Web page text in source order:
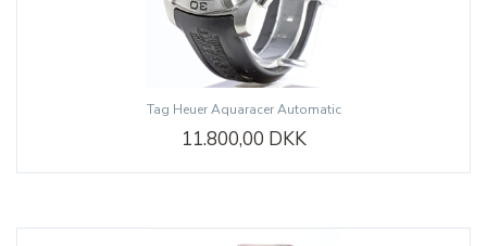
Tag Heuer Aquaracer Automatic
11.800,00 DKK